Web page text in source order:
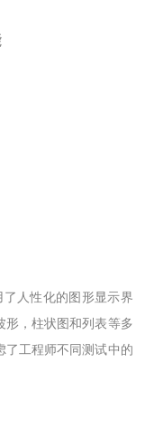
人性化的图形显示界
形，柱状图和列表等多
了工程师不同测试中的